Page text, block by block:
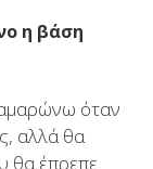
η βάση
όταν
αλλά θα
θα έπρεπε